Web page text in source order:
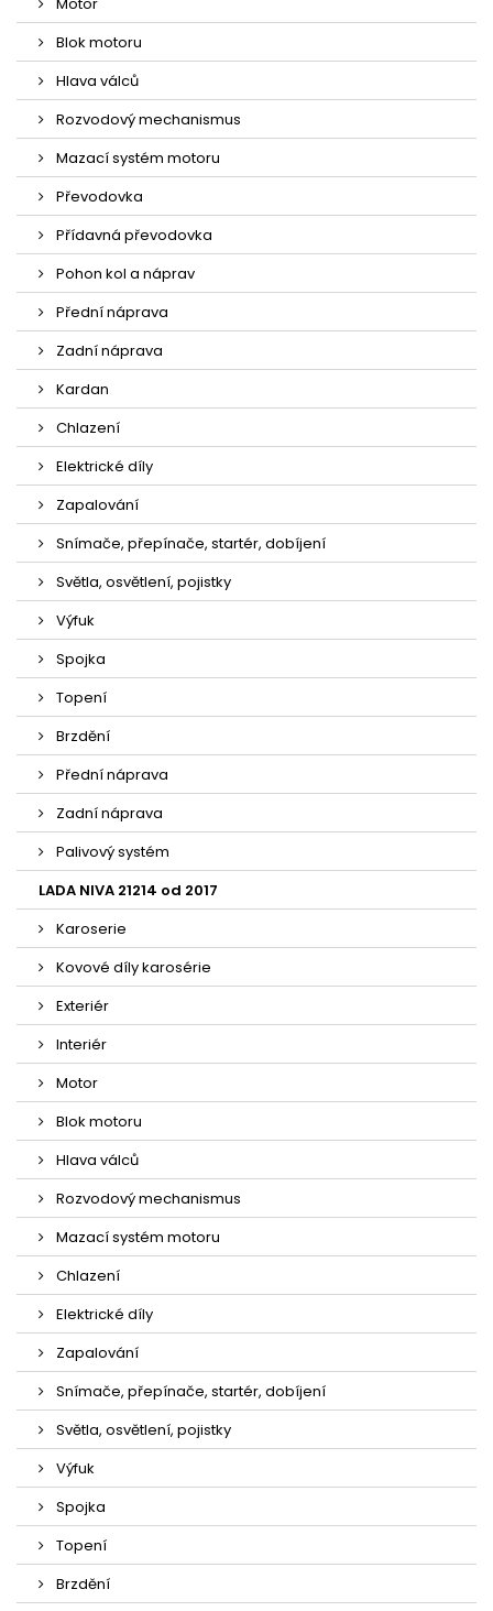
Blok motoru
Hlava válců
Rozvodový mechanismus
Mazací systém motoru
Převodovka
Přídavná převodovka
Pohon kol a náprav
Přední náprava
Zadní náprava
Kardan
Chlazení
Elektrické díly
Zapalování
Snímače, přepínače, startér, dobíjení
Světla, osvětlení, pojistky
Výfuk
Spojka
Topení
Brzdění
Přední náprava
Zadní náprava
Palivový systém
LADA NIVA 21214 od 2017
Karoserie
Kovové díly karosérie
Exteriér
Interiér
Motor
Blok motoru
Hlava válců
Rozvodový mechanismus
Mazací systém motoru
Chlazení
Elektrické díly
Zapalování
Snímače, přepínače, startér, dobíjení
Světla, osvětlení, pojistky
Výfuk
Spojka
Topení
Brzdění